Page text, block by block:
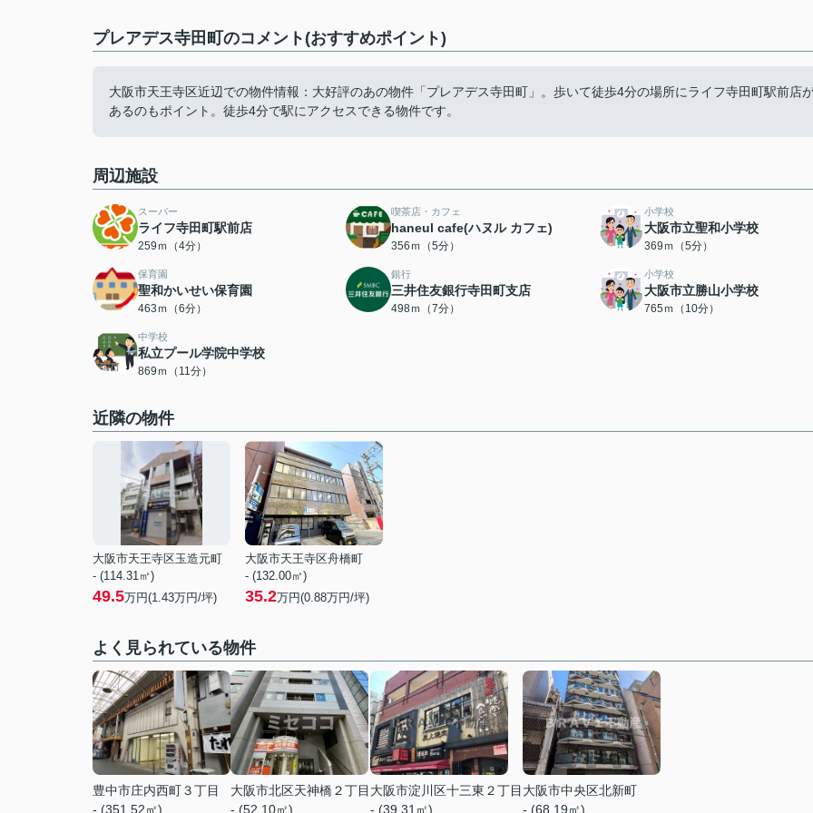
プレアデス寺田町のコメント(おすすめポイント)
大阪市天王寺区近辺での物件情報：大好評のあの物件「プレアデス寺田町」。歩いて徒歩4分の場所にライフ寺田町駅前店
あるのもポイント。徒歩4分で駅にアクセスできる物件です。
周辺施設
スーパー
ライフ寺田町駅前店
259ｍ（4分）
喫茶店・カフェ
haneul cafe(ハヌル カフェ)
356ｍ（5分）
小学校
大阪市立聖和小学校
369ｍ（5分）
保育園
聖和かいせい保育園
463ｍ（6分）
銀行
三井住友銀行寺田町支店
498ｍ（7分）
小学校
大阪市立勝山小学校
765ｍ（10分）
中学校
私立プール学院中学校
869ｍ（11分）
近隣の物件
大阪市天王寺区玉造元町
- (114.31㎡)
49.5万円(1.43万円/坪)
大阪市天王寺区舟橋町
- (132.00㎡)
35.2万円(0.88万円/坪)
よく見られている物件
豊中市庄内西町３丁目
- (351.52㎡)
大阪市北区天神橋２丁目
- (52.10㎡)
大阪市淀川区十三東２丁目
- (39.31㎡)
大阪市中央区北新町
- (68.19㎡)